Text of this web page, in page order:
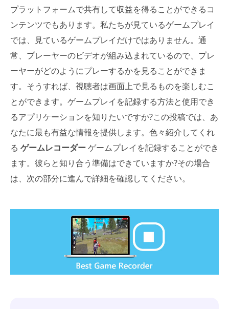
プラットフォームで共有して収益を得ることができるコ
ンテンツでもあります。私たちが見ているゲームプレイ
では、見ているゲームプレイだけではありません。通
常、プレーヤーのビデオが組み込まれているので、プレ
ーヤーがどのようにプレーするかを見ることができま
す。そうすれば、視聴者は画面上で見るものを楽しむこ
とができます。ゲームプレイを記録する方法と使用でき
るアプリケーションを知りたいですか?この投稿では、あ
なたに最も有益な情報を提供します。色々紹介してくれ
る ゲームレコーダーゲームプレイを記録することができ
ます。彼らと知り合う準備はできていますか?その場合
は、次の部分に進んで詳細を確認してください。